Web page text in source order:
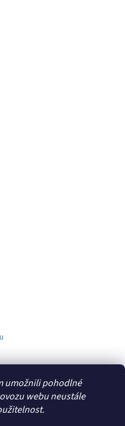
umožnili pohodlné
webu neustále